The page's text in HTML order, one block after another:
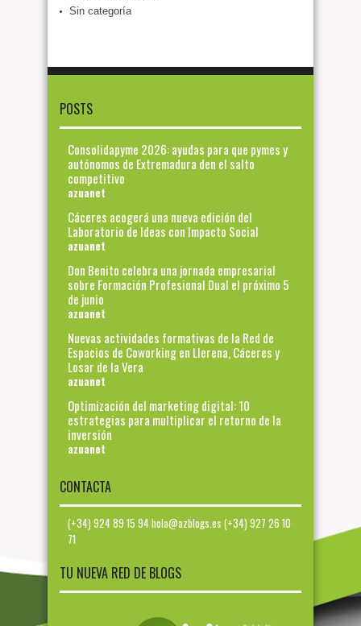
Sin categoría
POSTS
Consolidapyme 2026: ayudas para que pymes y
autónomos de Extremadura den el salto
competitivo
azuanet
Cáceres acogerá una nueva edición del
Laboratorio de Ideas con Impacto Social
azuanet
Don Benito celebra una jornada empresarial
sobre Formación Profesional Dual el próximo 5
de junio
azuanet
Nuevas actividades formativas de la Red de
Espacios de Coworking en Llerena, Cáceres y
Losar de la Vera
azuanet
Optimización del marketing digital: 10
estrategias para multiplicar el retorno de la
inversión
azuanet
CONTACTA
(+34) 924 89 15 94 hola@azblogs.es (+34) 927 26 10
71
TU NUEVA RED DE BLOGS